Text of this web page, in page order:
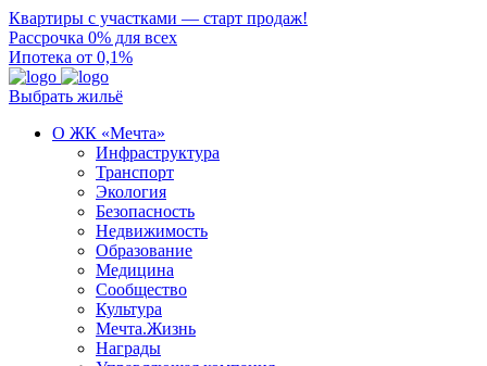
Квартиры с участками — старт продаж!
Рассрочка 0% для всех
Ипотека от 0,1%
Выбрать жильё
О ЖК «Мечта»
Инфраструктура
Транспорт
Экология
Безопасность
Недвижимость
Образование
Медицина
Сообщество
Культура
Мечта.Жизнь
Награды